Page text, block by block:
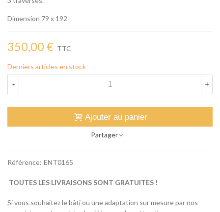
Dimension 79 x 192
350,00 € TTC
Derniers articles en stock
- +
Ajouter au panier
Partager
Référence: ENT0165
TOUTES LES LIVRAISONS SONT GRATUITES !
Si vous souhaitez le bâti ou une adaptation sur mesure par nos